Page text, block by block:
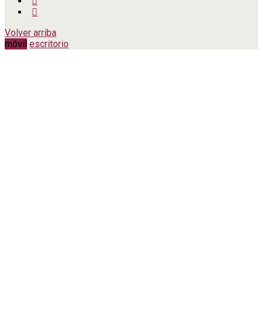
Volver arriba
móvil escritorio